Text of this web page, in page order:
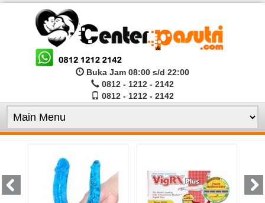
Buka Jam 08:00 s/d 22:00
0812 - 1212 - 2142
0812 - 1212 - 2142